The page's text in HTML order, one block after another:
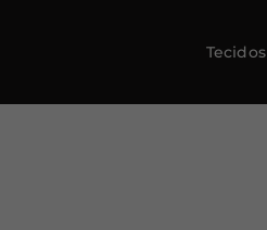
Tecidos